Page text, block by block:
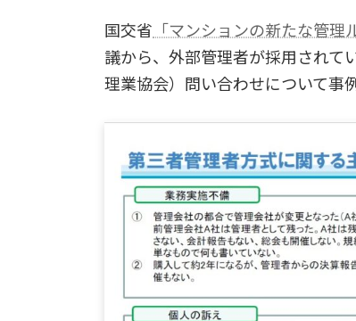
国交省 「マンションの新たな管理
議から、外部管理者が採用されて
理業協会）問い合わせについて事